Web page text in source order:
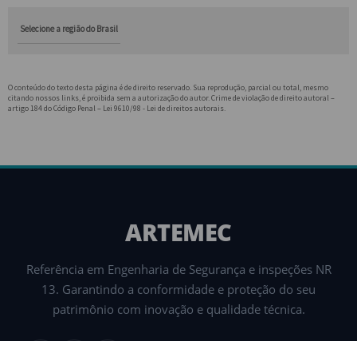
Selecione a região do Brasil
O conteúdo do texto desta página é de direito reservado. Sua reprodução, parcial ou total, mesmo
citando nossos links, é proibida sem a autorização do autor. Crime de violação de direito autoral –
artigo 184 do Código Penal – Lei 9610/98 - Lei de direitos autorais.
ARTEMEC
Referência em Engenharia de Segurança e inspeções NR
13. Garantindo a conformidade e proteção do seu
patrimônio com inovação e qualidade técnica.